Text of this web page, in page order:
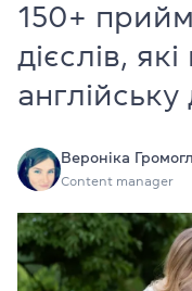
150+
дієслів,
Вероніка
Content manager